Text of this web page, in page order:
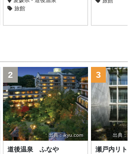
旅館
出典：ikyu.com
2
道後温泉 ふなや
出典：
3
瀬戸内リト